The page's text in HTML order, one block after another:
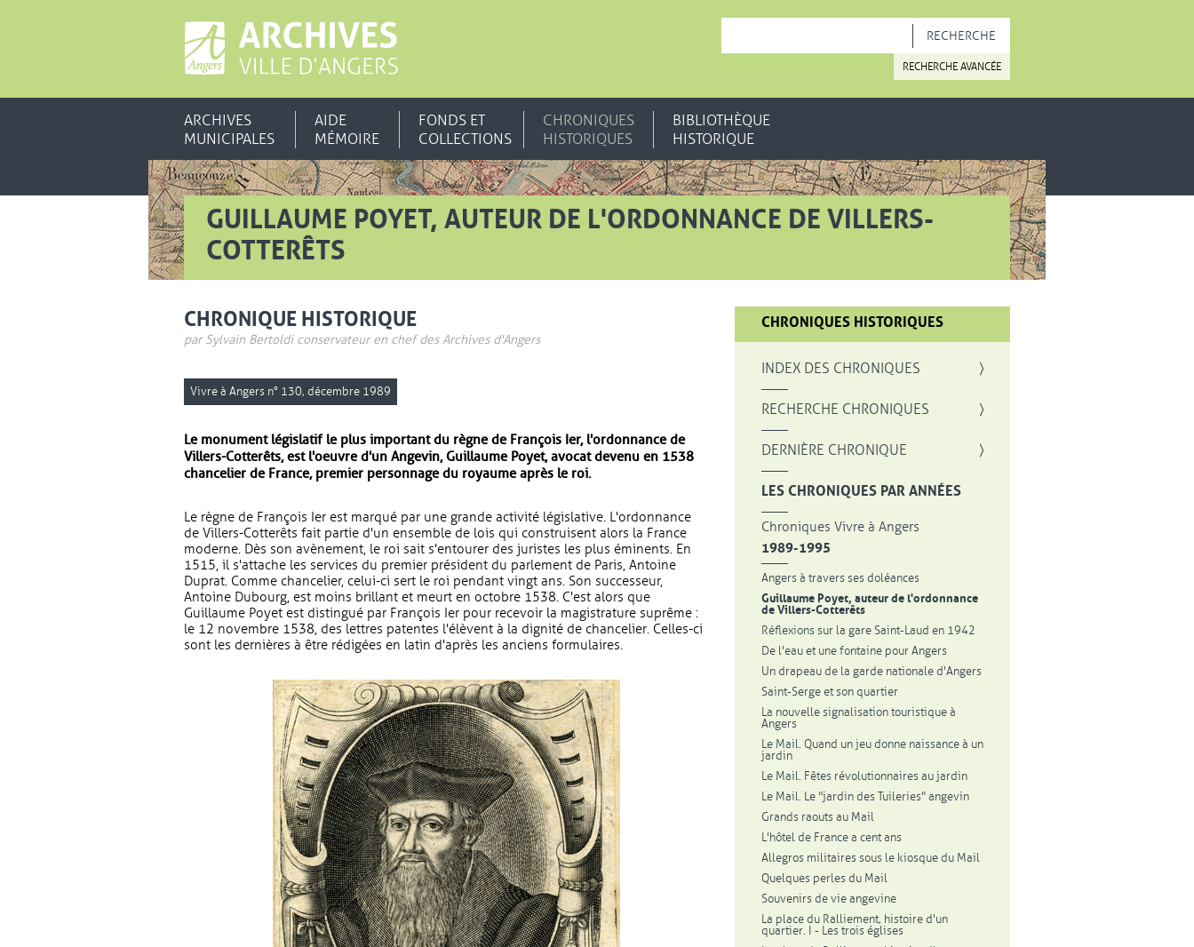
RECHERCHE AVANCÉE
ARCHIVES
MUNICIPALES
AIDE
MÉMOIRE
FONDS ET
COLLECTIONS
CHRONIQUES
HISTORIQUES
BIBLIOTHÈQUE
HISTORIQUE
GUILLAUME POYET, AUTEUR DE L'ORDONNANCE DE VILLERS-
COTTERÊTS
CHRONIQUE HISTORIQUE
par Sylvain Bertoldi conservateur en chef des Archives d'Angers
Vivre à Angers n° 130, décembre 1989
Le monument législatif le plus important du règne de François Ier, l'ordonnance de
Villers-Cotterêts, est l'oeuvre d'un Angevin, Guillaume Poyet, avocat devenu en 1538
chancelier de France, premier personnage du royaume après le roi.
Le règne de François Ier est marqué par une grande activité législative. L'ordonnance
de Villers-Cotterêts fait partie d'un ensemble de lois qui construisent alors la France
moderne. Dès son avènement, le roi sait s'entourer des juristes les plus éminents. En
1515, il s'attache les services du premier président du parlement de Paris, Antoine
Duprat. Comme chancelier, celui-ci sert le roi pendant vingt ans. Son successeur,
Antoine Dubourg, est moins brillant et meurt en octobre 1538. C'est alors que
Guillaume Poyet est distingué par François Ier pour recevoir la magistrature suprême :
le 12 novembre 1538, des lettres patentes l'élèvent à la dignité de chancelier. Celles-ci
sont les dernières à être rédigées en latin d'après les anciens formulaires.
CHRONIQUES HISTORIQUES
INDEX DES CHRONIQUES
RECHERCHE CHRONIQUES , OUVRE UNE NOUVELLE FENÊTRE
DERNIÈRE CHRONIQUE
LES CHRONIQUES PAR ANNÉES
Chroniques Vivre à Angers
1989-1995
Angers à travers ses doléances
Guillaume Poyet, auteur de l'ordonnance
de Villers-Cotterêts
Réflexions sur la gare Saint-Laud en 1942
De l'eau et une fontaine pour Angers
Un drapeau de la garde nationale d'Angers
Saint-Serge et son quartier
La nouvelle signalisation touristique à
Angers
Le Mail. Quand un jeu donne naissance à un
jardin
Le Mail. Fêtes révolutionnaires au jardin
Le Mail. Le "jardin des Tuileries" angevin
Grands raouts au Mail
L'hôtel de France a cent ans
Allegros militaires sous le kiosque du Mail
Quelques perles du Mail
Souvenirs de vie angevine
La place du Ralliement, histoire d'un
quartier. I - Les trois églises